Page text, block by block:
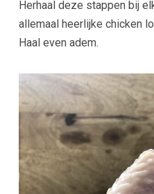
Herhaal deze stappen bij
allemaal heerlijke chicken
Haal even adem.